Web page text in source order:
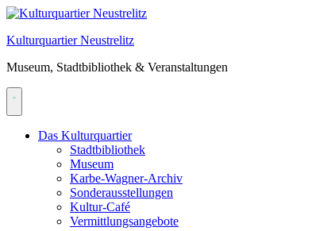
Skip
content
Kulturquartier Neustrelitz
Museum, Stadtbibliothek & Veranstaltungen
Das Kulturquartier
Stadtbibliothek
Museum
Karbe-Wagner-Archiv
Sonderausstellungen
Kultur-Café
Vermittlungsangebote